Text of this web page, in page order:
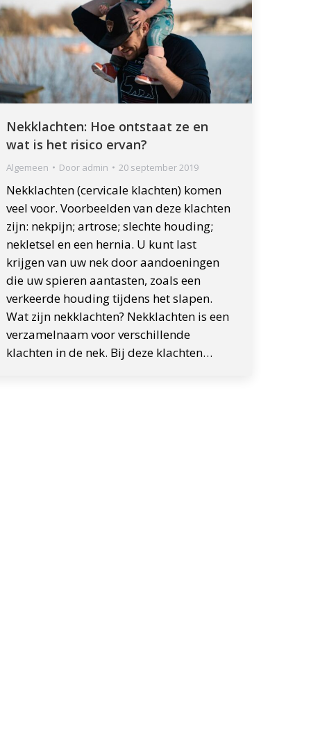
Nekklachten: Hoe ontstaat ze en
wat is het risico ervan?
Algemeen Door admin 20 september 2019
Nekklachten (cervicale klachten) komen
veel voor. Voorbeelden van deze klachten
zijn: nekpijn; artrose; slechte houding;
nekletsel en een hernia. U kunt last
krijgen van uw nek door aandoeningen
die uw spieren aantasten, zoals een
verkeerde houding tijdens het slapen.
Wat zijn nekklachten? Nekklachten is een
verzamelnaam voor verschillende
klachten in de nek. Bij deze klachten…